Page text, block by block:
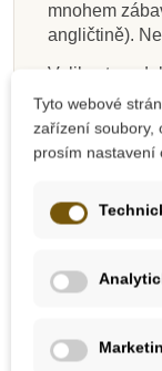
mnohem
angličtině).
Velikost
Doporučený
malovaná
má
opět
Tyto webové
zařízení soubory,
prosím nastavení